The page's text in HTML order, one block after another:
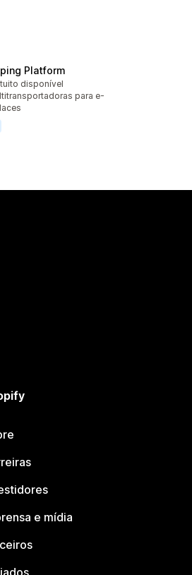
Platform
disponível
para e-
e mídia